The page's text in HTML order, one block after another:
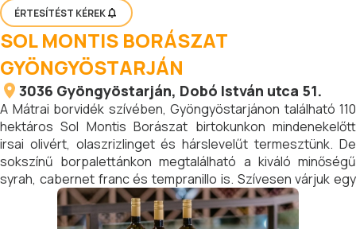
ÉRTESÍTÉST KÉREK
SOL MONTIS BORÁSZAT
GYÖNGYÖSTARJÁN
3036 Gyöngyöstarján, Dobó István utca 51.
A Mátrai borvidék szívében, Gyöngyöstarjánon található 110
hektáros Sol Montis Borászat birtokunkon mindenekelőtt
irsai olivért, olaszrizlinget és hárslevelűt termesztünk. De
sokszínű borpalettánkon megtalálható a kiváló minőségű
syrah, cabernet franc és tempranillo is. Szívesen várjuk egy
kellemes bortúrára, ahol személyesen vezetjük körbe
birtokunkon.